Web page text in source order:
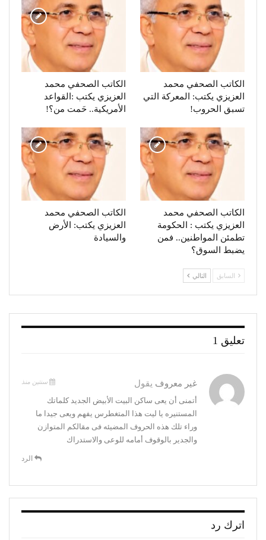
الكاتب الصحفي محمد
العزيزي يكتب: المعركة التي
تسبق الحروب!
الكاتب الصحفي محمد
العزيزي يكتب :القواعد
الأمريكية.. حَمت من؟!
الكاتب الصحفي محمد
العزيزي يكتب : الحكومة
تطمئن المواطنين.. فمن
يضبط السوق؟
الكاتب الصحفي محمد
العزيزي يكتب: الأرض
والسيادة
السابق التالي
تعليق 1
غير معروف يقول سنتين منذ
أتمنى أن يعى ساكن البيت الأبيض الجديد كلماتك
المستنيره يا ليت هذا المتغطرس يفهم ويعى جيدا ما
وراء تلك هذه الحروف المضيئه فى مقالكم المتوازن
والجدير بالوقوف أمامه للوعى والاستدراك
الرد
اترك رد